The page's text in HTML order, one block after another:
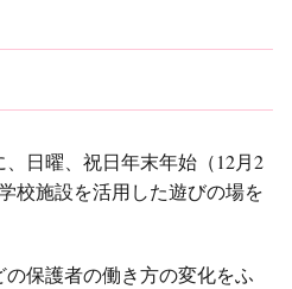
日曜、祝日年末年始（12月2
校施設を活用した遊びの場を
保護者の働き方の変化をふ